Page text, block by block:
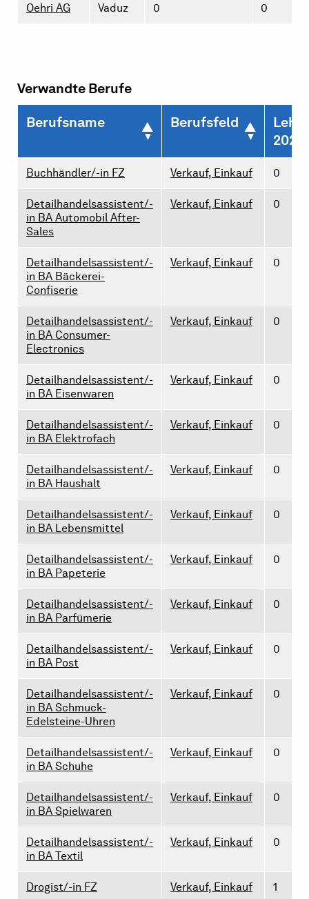
Oehri AG Vaduz 0 0
Verwandte Berufe
Berufsname Berufsfeld
2026
Buchhändler/-in FZ Verkauf, Einkauf 0
Detailhandelsassistent/-
in BA Automobil After-
Sales
Verkauf, Einkauf 0
Detailhandelsassistent/-
in BA Bäckerei-
Confiserie
Verkauf, Einkauf 0
Detailhandelsassistent/-
in BA Consumer-
Electronics
Verkauf, Einkauf 0
Detailhandelsassistent/-
in BA Eisenwaren
Verkauf, Einkauf 0
Detailhandelsassistent/-
in BA Elektrofach
Verkauf, Einkauf 0
Detailhandelsassistent/-
in BA Haushalt
Verkauf, Einkauf 0
Detailhandelsassistent/-
in BA Lebensmittel
Verkauf, Einkauf 0
Detailhandelsassistent/-
in BA Papeterie
Verkauf, Einkauf 0
Detailhandelsassistent/-
in BA Parfümerie
Verkauf, Einkauf 0
Detailhandelsassistent/-
in BA Post
Verkauf, Einkauf 0
Detailhandelsassistent/-
in BA Schmuck-
Edelsteine-Uhren
Verkauf, Einkauf 0
Detailhandelsassistent/-
in BA Schuhe
Verkauf, Einkauf 0
Detailhandelsassistent/-
in BA Spielwaren
Verkauf, Einkauf 0
Detailhandelsassistent/-
in BA Textil
Verkauf, Einkauf 0
Drogist/-in FZ Verkauf, Einkauf 1